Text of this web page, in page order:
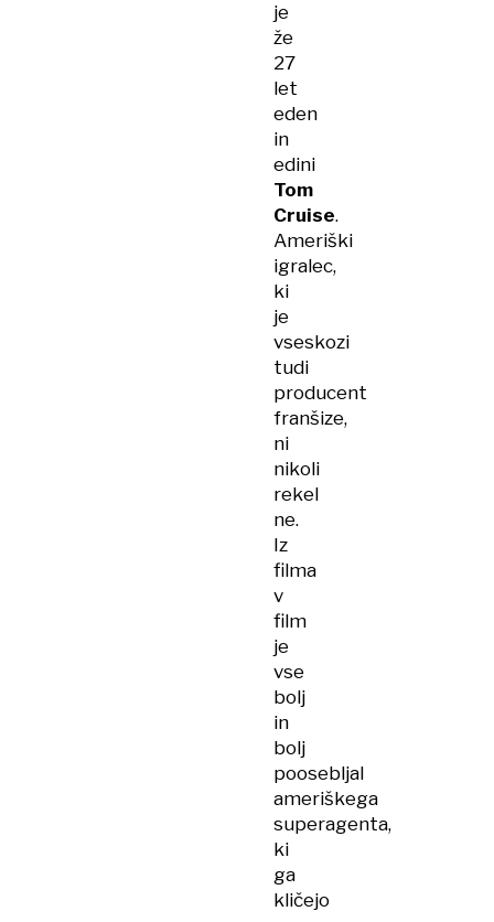
je
že
27
let
eden
in
edini
Tom
Cruise.
Ameriški
igralec,
ki
je
vseskozi
tudi
producent
franšize,
ni
nikoli
rekel
ne.
Iz
filma
v
film
je
vse
bolj
in
bolj
poosebljal
ameriškega
superagenta,
ki
ga
kličejo